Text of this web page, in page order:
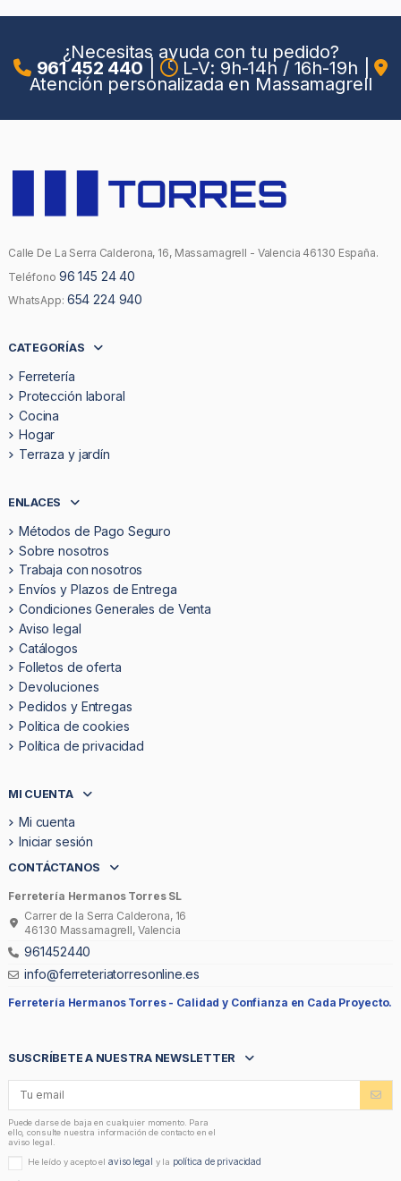
¿Necesitas ayuda con tu pedido?
961 452 440 L-V: 9h-14h / 16h-19h
Atención personalizada en Massamagrell
Calle De La Serra Calderona, 16, Massamagrell - Valencia 46130 España.
Teléfono 96 145 24 40
WhatsApp: 654 224 940
CATEGORÍAS
Ferretería
Protección laboral
Cocina
Hogar
Terraza y jardín
ENLACES
Métodos de Pago Seguro
Sobre nosotros
Trabaja con nosotros
Envíos y Plazos de Entrega
Condiciones Generales de Venta
Aviso legal
Catálogos
Folletos de oferta
Devoluciones
Pedidos y Entregas
Politica de cookies
Política de privacidad
MI CUENTA
Mi cuenta
Iniciar sesión
CONTÁCTANOS
Ferretería Hermanos Torres SL
Carrer de la Serra Calderona, 16
46130 Massamagrell, Valencia
961452440
info@ferreteriatorresonline.es
Ferretería Hermanos Torres - Calidad y Confianza en Cada Proyecto.
SUSCRÍBETE A NUESTRA NEWSLETTER
Puede darse de baja en cualquier momento. Para
ello, consulte nuestra información de contacto en el
aviso legal.
He leído y acepto elaviso legal y la política de privacidad